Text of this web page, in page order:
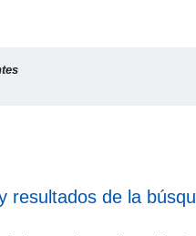
resultados de la